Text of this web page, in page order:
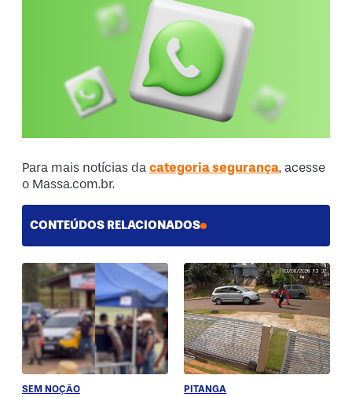
Para mais notícias da categoria segurança, acesse
o Massa.com.br.
CONTEÚDOS RELACIONADOS
SEM NOÇÃO PITANGA